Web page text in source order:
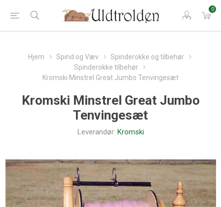
0
Hjem Spind og Væv
Spinderokke og tilbehør
Spinderokke tilbehør
Kromski Minstrel Great Jumbo Tenvingesæt
Kromski Minstrel Great Jumbo
Tenvingesæt
Leverandør: Kromski